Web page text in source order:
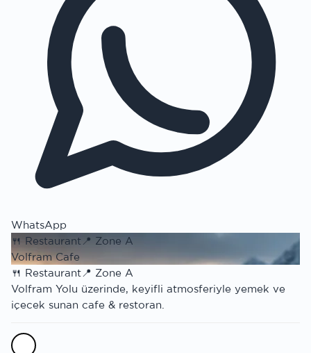
WhatsApp
🍴 Restaurant 📍 Zone A
Volfram Cafe
🍴 Restaurant📍 Zone A
Volfram Yolu üzerinde, keyifli atmosferiyle yemek ve
içecek sunan cafe & restoran.